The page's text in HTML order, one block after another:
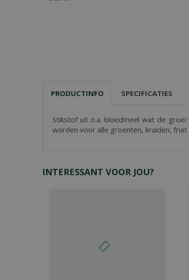
PRODUCTINFO SPECIFICATIES
Stikstof uit o.a. bloedmeel wat de
worden voor alle groenten, kruiden,
INTERESSANT VOOR JOU?